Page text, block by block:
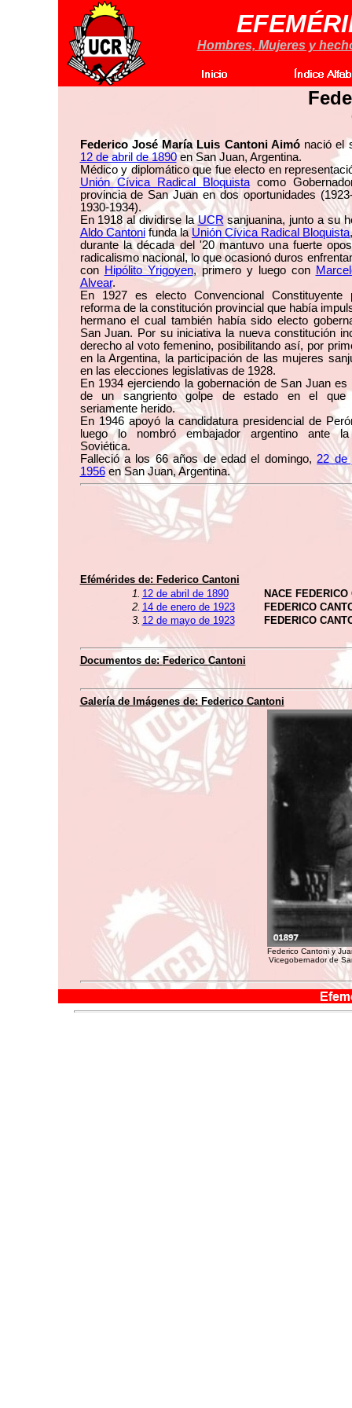
Hombres, Mujeres y
Federico José María Luis Cantoni Aimónació el
12 de abril de 1890en San Juan, Argentina.
Médico y diplomático que fue electo en
Unión Cívica Radical Bloquistacomo
provincia de San Juan en dos oportunidades
1930-1934).
En 1918 al dividirse laUCR sanjuanina, junto a su
Aldo Cantonifunda la Unión Cívica Radical Bloquista
durante la década del '20 mantuvo una fuerte
radicalismo nacional, lo que ocasionó duros
con Hipólito Yrigoyen, primero y luego con
Alvear.
En 1927 es electo Convencional Constituyente
reforma de la constitución provincial que había
hermano el cual también había sido electo
San Juan. Por su iniciativa la nueva constitución
derecho al voto femenino, posibilitando así, por
en la Argentina, la participación de las mujeres
en las elecciones legislativas de 1928.
En 1934 ejerciendo la gobernación de San Juan
de un sangriento golpe de estado en el que
seriamente herido.
En 1946 apoyó la candidatura presidencial de
luego lo nombró embajador argentino ante
Soviética.
Falleció a los 66 años de edad el domingo, 22 de
1956en San Juan, Argentina.
Efémérides de: Federico Cantoni
1. 12 de abril de 1890
NACE FEDERICO
2. 14 de enero de 1923
FEDERICO
3. 12 de mayo de 1923 FEDERICO
Documentos de:Federico Cantoni
Galería de Imágenes de: Federico Cantoni
Federico Cantoni y
Vicegobernador de